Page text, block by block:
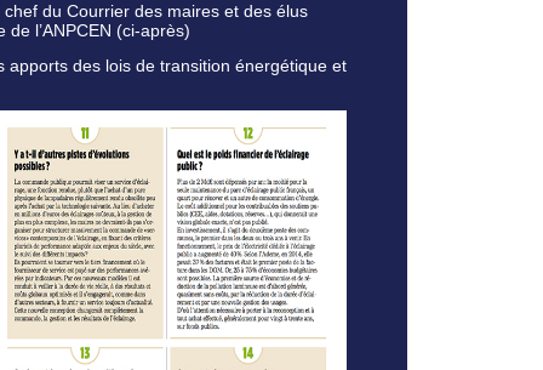
du Courrier des maires et des élus
de l’ANPCEN (ci-après)
apports des lois de transition énergétique et